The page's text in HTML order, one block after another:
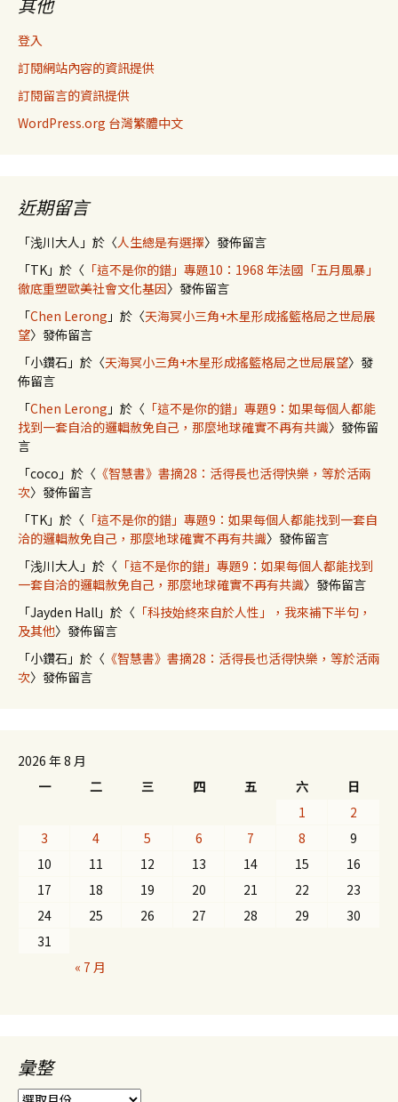
登入
訂閱網站內容的資訊提供
訂閱留言的資訊提供
WordPress.org 台灣繁體中文
近期留言
「浅川大人 」於〈人生總是有選擇〉發佈留言
「TK」於〈 「這不是你的錯」專題10：1968 年法國「五月風暴」
徹底重塑歐美社會文化基因〉發佈留言
「Chen Lerong 」於〈天海冥小三角+木星形成搖籃格局之世局展
望〉發佈留言
「小鑽石 」於〈天海冥小三角+木星形成搖籃格局之世局展望〉發
佈留言
「Chen Lerong 」於〈 「這不是你的錯」專題9：如果每個人都能
找到一套自洽的邏輯赦免自己，那麼地球確實不再有共識〉發佈留
言
「coco 」於〈 《智慧書》書摘28：活得長也活得快樂，等於活兩
次〉發佈留言
「TK」於〈 「這不是你的錯」專題9：如果每個人都能找到一套自
洽的邏輯赦免自己，那麼地球確實不再有共識〉發佈留言
「浅川大人 」於〈 「這不是你的錯」專題9：如果每個人都能找到
一套自洽的邏輯赦免自己，那麼地球確實不再有共識〉發佈留言
「Jayden Hall 」於〈 「科技始終來自於人性」，我來補下半句，
及其他〉發佈留言
「小鑽石 」於〈 《智慧書》書摘28：活得長也活得快樂，等於活兩
次〉發佈留言
2026 年 8 月
一
二 三 四 五 六
日
1
2
3
4 5 6 7 8
9
10
11 12 13 14 15
16
17
18 19 20 21 22
23
24
25 26 27 28 29
30
31
« 7 月
彙整
彙